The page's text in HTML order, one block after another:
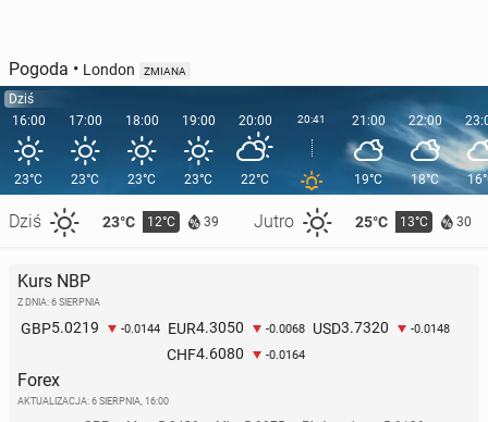
Pogoda • London ZMIANA
Dziś
16:00
23°C
Dziś 23°C 12°C 39 Jutro 25°C 13°C 30
17:00
23°C
18:00
23°C
19:00
23°C
20:00
22°C
20:41 21:00
19°C
22:00
18°C
Kurs NBP
Z DNIA: 6 SIERPNIA
GBP5.0219 -0.0144 EUR4.3050 -0.0068 USD3.7320 -0.0148
CHF4.6080 -0.0164
Forex
AKTUALIZACJA: 6 SIERPNIA, 16:00